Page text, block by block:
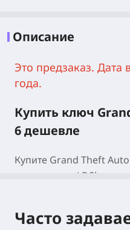
Описание
Это предзаказ. Дата
года.
Купить ключ
6 дешевле
Купите Grand Theft Auto
выгоднее на LDShop
подготовиться к
Часто